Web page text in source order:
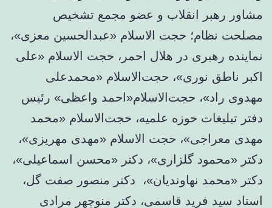
مشاور رهبر انقلاب و عضو مجمع تشخیص
مصلحت نظام؛ حجت الاسلام «عبدالحسین معزی»،
نماینده رهبری در هلال احمر، حجت الاسلام «علی
اکبر ناطق نوری»، حجت‌الاسلام «محمدعلی
مهدوی راد»، حجت‌الاسلام«احمد واعظی» رئیس
دفتر تبلیغات حوزه علمیه، حجت‌الاسلام «محمد
مهدی معراجی»، حجت الاسلام «مهدی مهریزی»،
دکتر «محمود گلزاری»، دکتر «محسن اسماعیلی»،
دکتر «محمد نهاوندیان»، دکتر منصور صفت گل،
استاد سید فرید قاسمی، دکتر منوچهر مرادی